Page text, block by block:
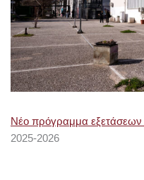
Νέο πρόγραμμα εξετάσεων
2025-2026